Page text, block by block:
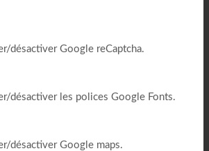
désactiver Google reCaptcha.
désactiver les polices Google Fonts.
désactiver Google maps.